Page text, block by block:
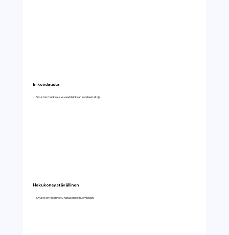
Ei koodausta
Sivuston muokkaus ei vaadi lainkaan koodaustaitoja.
Hakukoneystävällinen
Sivusto on rakennettu hakukoneet huomioiden.